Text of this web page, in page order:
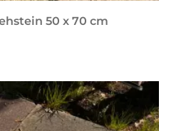
50 x 70 cm